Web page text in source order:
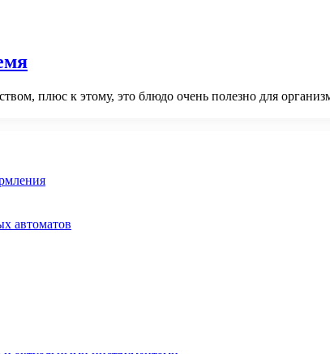
плюс к этому, это блюдо очень полезно для
автоматов